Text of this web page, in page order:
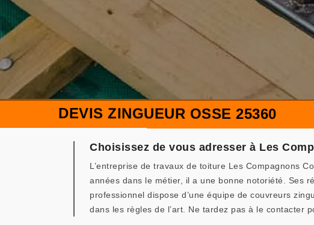
DEVIS ZINGUEUR OSSE 25360
Choisissez de vous adresser à Les
L’entreprise de travaux de toiture Les Compagnons
années dans le métier, il a une bonne notoriété. Ses
professionnel dispose d’une équipe de couvreurs
dans les règles de l’art. Ne tardez pas à le contacter